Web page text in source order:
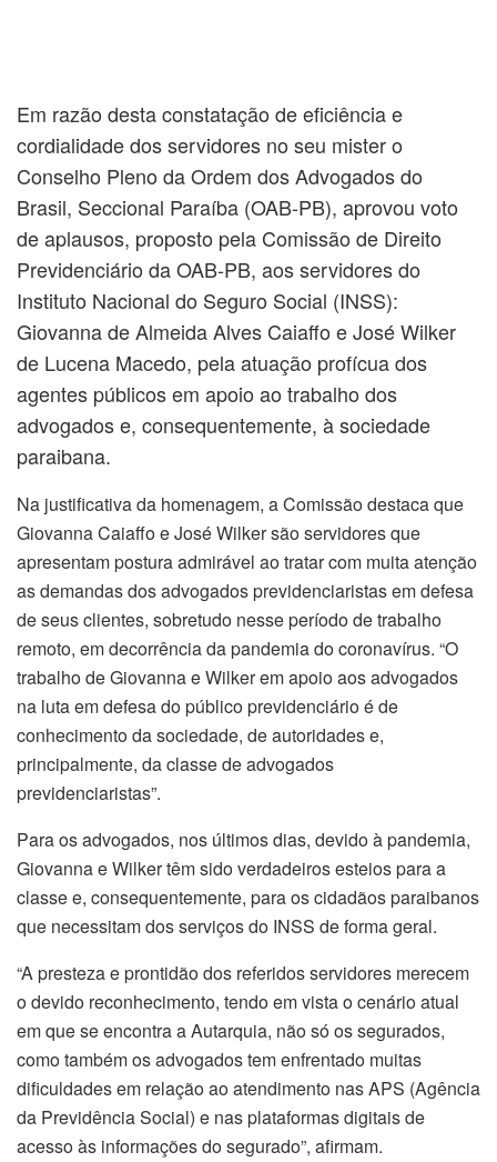
Em razão desta constatação de eficiência e
cordialidade dos servidores no seu mister o
Conselho Pleno da Ordem dos Advogados do
Brasil, Seccional Paraíba (OAB-PB), aprovou voto
de aplausos, proposto pela Comissão de Direito
Previdenciário da OAB-PB, aos servidores do
Instituto Nacional do Seguro Social (INSS):
Giovanna de Almeida Alves Caiaffo e José Wilker
de Lucena Macedo, pela atuação profícua dos
agentes públicos em apoio ao trabalho dos
advogados e, consequentemente, à sociedade
paraibana.
Na justificativa da homenagem, a Comissão destaca que
Giovanna Caiaffo e José Wilker são servidores que
apresentam postura admirável ao tratar com muita atenção
as demandas dos advogados previdenciaristas em defesa
de seus clientes, sobretudo nesse período de trabalho
remoto, em decorrência da pandemia do coronavírus. “O
trabalho de Giovanna e Wilker em apoio aos advogados
na luta em defesa do público previdenciário é de
conhecimento da sociedade, de autoridades e,
principalmente, da classe de advogados
previdenciaristas”.
Para os advogados, nos últimos dias, devido à pandemia,
Giovanna e Wilker têm sido verdadeiros esteios para a
classe e, consequentemente, para os cidadãos paraibanos
que necessitam dos serviços do INSS de forma geral.
“A presteza e prontidão dos referidos servidores merecem
o devido reconhecimento, tendo em vista o cenário atual
em que se encontra a Autarquia, não só os segurados,
como também os advogados tem enfrentado muitas
dificuldades em relação ao atendimento nas APS (Agência
da Previdência Social) e nas plataformas digitais de
acesso às informações do segurado”, afirmam.